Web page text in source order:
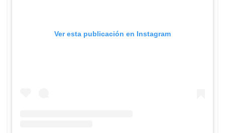
Ver esta publicación en Instagram